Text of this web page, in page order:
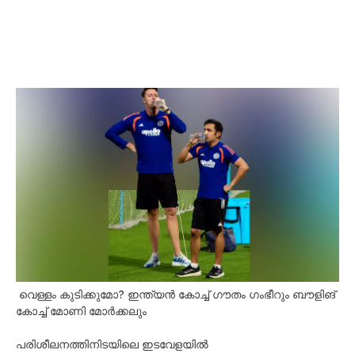
വെള്ളം കുടിക്കുമോ? ഇന്ത്യൻ കോച്ച് ഗൗതം ഗംഭീറും ബൗളിങ്
കോച്ച് മോണി മോർക്കലും
പരിശീലനത്തിനിടയിലെ ഇടവേളയിൽ